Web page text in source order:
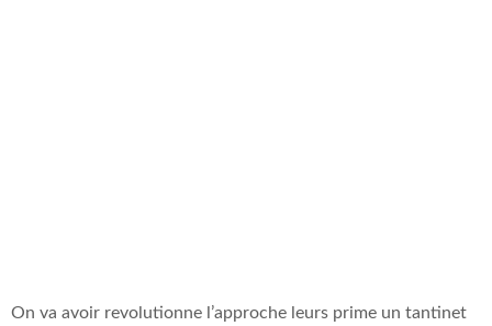
On va avoir revolutionne l’approche leurs prime un tantinet